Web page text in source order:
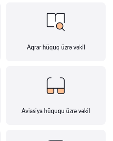
Aqrar hüquq üzrə vəkil
Aviasiya hüququ üzrə vəkil